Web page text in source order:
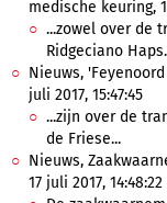
medische keuring,
...zowel over de
Ridgeciano
Nieuws,
juli 2017, 15:47:45
...zijn over de
de Friese...
Nieuws,
17 juli 2017, 14:48:22